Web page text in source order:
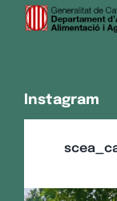
Instagram